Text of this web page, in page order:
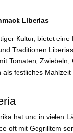
Liberias
Kultur, bietet
Traditionen
Tomaten,
festliches
hat und in vielen
oft mit Gegrilltem